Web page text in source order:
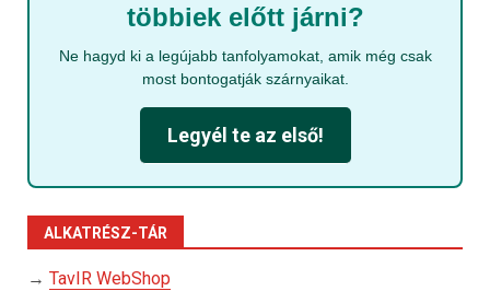
többiek előtt járni?
Ne hagyd ki a legújabb tanfolyamokat, amik még csak
most bontogatják szárnyaikat.
Legyél te az első!
ALKATRÉSZ-TÁR
→ TavIR WebShop